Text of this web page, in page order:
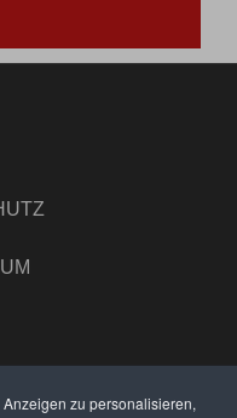
zu personalisieren,